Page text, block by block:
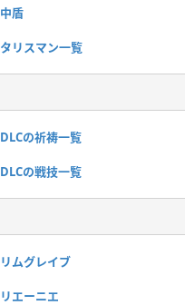
中盾
タリスマン一覧
DLCの祈祷一覧
DLCの戦技一覧
リムグレイブ
リエーニエ